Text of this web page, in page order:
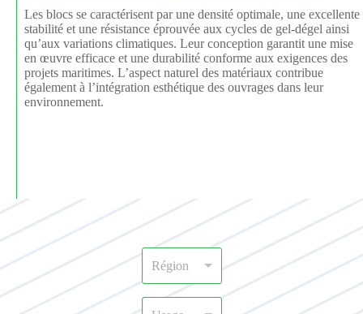
Les blocs se caractérisent par une densité optimale, une excellente
stabilité et une résistance éprouvée aux cycles de gel-dégel ainsi
qu’aux variations climatiques. Leur conception garantit une mise
en œuvre efficace et une durabilité conforme aux exigences des
projets maritimes. L’aspect naturel des matériaux contribue
également à l’intégration esthétique des ouvrages dans leur
environnement.
R
g
i
Région
U